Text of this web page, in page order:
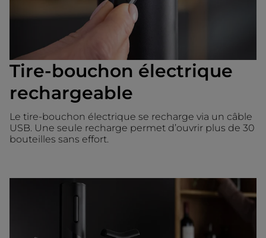
Tire-bouchon électrique
rechargeable
Le tire-bouchon électrique se recharge via un câble
USB. Une seule recharge permet d’ouvrir plus de 30
bouteilles sans effort.